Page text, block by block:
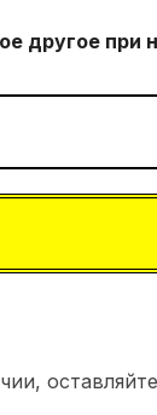
другое при